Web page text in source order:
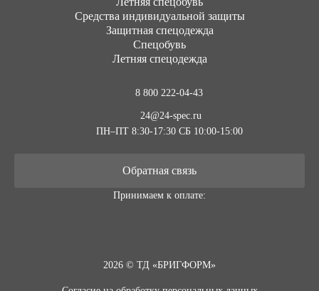
Средства индивидуальной защиты
Защитная спецодежда
Спецобувь
Летняя спецодежда
8 800 222-04-43
24@24-spec.ru
ПН–ПТ 8:30-17:30 СБ 10:00-15:00
Обратная связь
Принимаем к оплате:
2026 © ТД «БРИГФОРМ»